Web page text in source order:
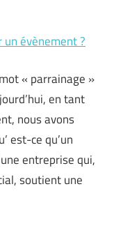
évènement ?
« parrainage »
en tant
nous avons
est-ce qu’un
entreprise qui,
soutient une